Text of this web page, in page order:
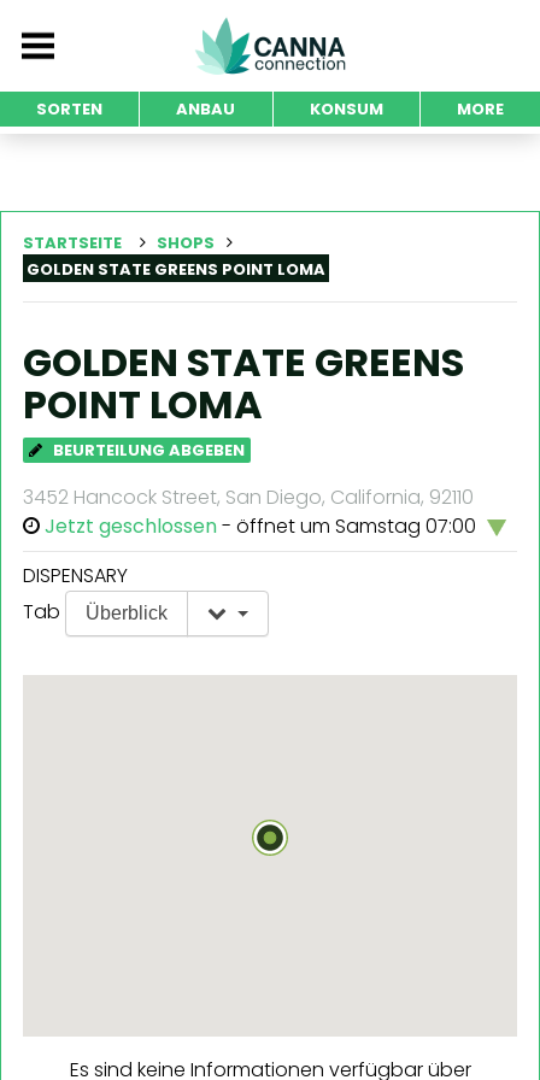
SORTEN ANBAU KONSUM MORE
STARTSEITE
SHOPS
GOLDEN STATE GREENS POINT LOMA
GOLDEN STATE GREENS
POINT LOMA
BEURTEILUNG ABGEBEN
3452 Hancock Street, San Diego, California, 92110
Jetzt geschlossen- öffnet um Samstag 07:00
DISPENSARY
Tab
Überblick
Es sind keine Informationen verfügbar über